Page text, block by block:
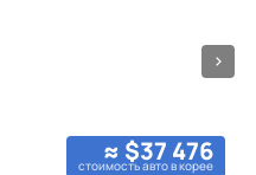
≈ $37 476
стоимость авто в корее